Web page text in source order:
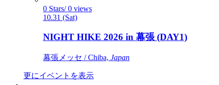
0 Stars/ 0 views
10.31 (Sat)
NIGHT HIKE 2026 in 幕張 (DAY1)
幕張メッセ / Chiba, Japan
更にイベントを表示